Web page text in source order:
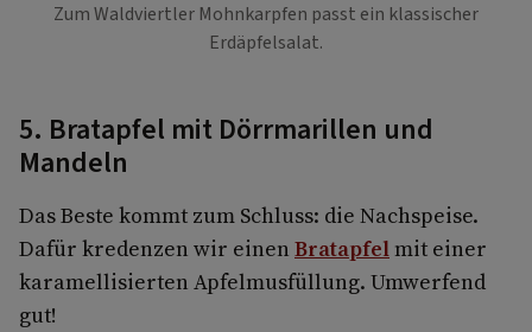
Zum Waldviertler Mohnkarpfen passt ein klassischer
Erdäpfelsalat.
5. Bratapfel mit Dörrmarillen und
Mandeln
Das Beste kommt zum Schluss: die Nachspeise.
Dafür kredenzen wir einen Bratapfelmit einer
karamellisierten Apfelmusfüllung. Umwerfend
gut!